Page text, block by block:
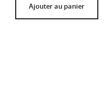
Ajouter au panier